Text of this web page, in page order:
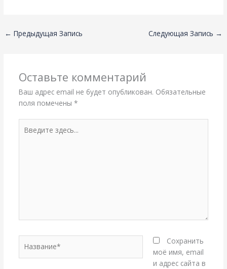
← Предыдущая Запись Следующая Запись →
Оставьте комментарий
Ваш адрес email не будет опубликован. Обязательные
поля помечены *
здесь...
Сохранить
моё имя, email
и адрес сайта в